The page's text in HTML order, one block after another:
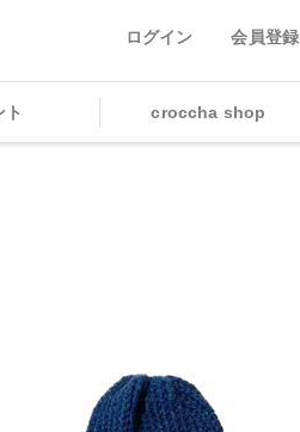
ログイン 会員登録
ト croccha shop